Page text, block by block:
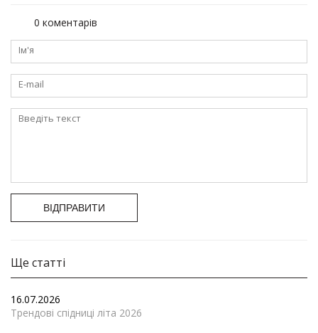
0 коментарів
ВІДПРАВИТИ
Ще статті
16.07.2026
Трендові спідниці літа 2026